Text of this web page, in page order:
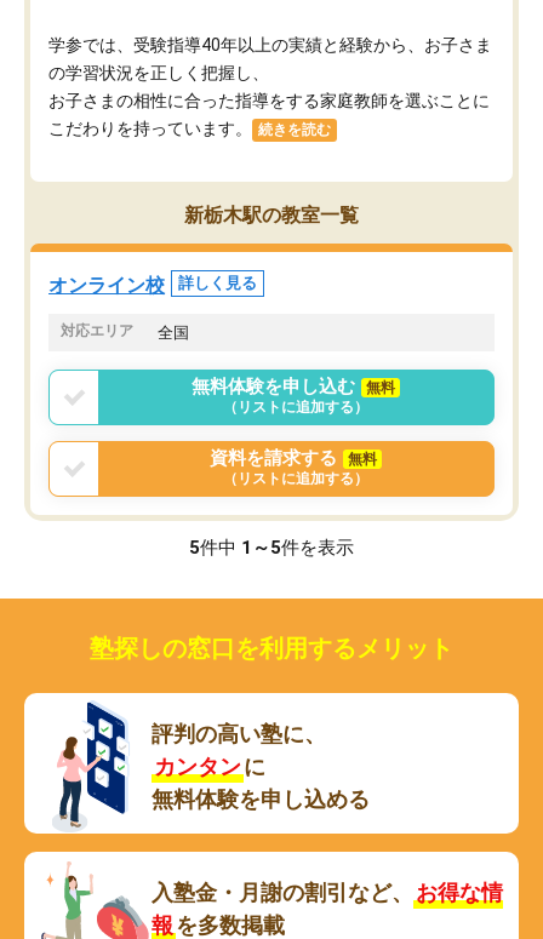
学参では、受験指導40年以上の実績と経験から、お子さま
の学習状況を正しく把握し、
お子さまの相性に合った指導をする家庭教師を選ぶことに
こだわりを持っています。
続きを読む
新栃木駅の教室一覧
オンライン校 詳しく見る
対応エリア 全国
無料体験を申し込む
無料
（リストに追加する）
資料を請求する
無料
（リストに追加する）
5件中 1～5件を表示
塾探しの窓口を利用するメリット
評判の高い塾に、
カンタンに
無料体験を申し込める
入塾金・月謝の割引など、
お得な情
報を多数掲載